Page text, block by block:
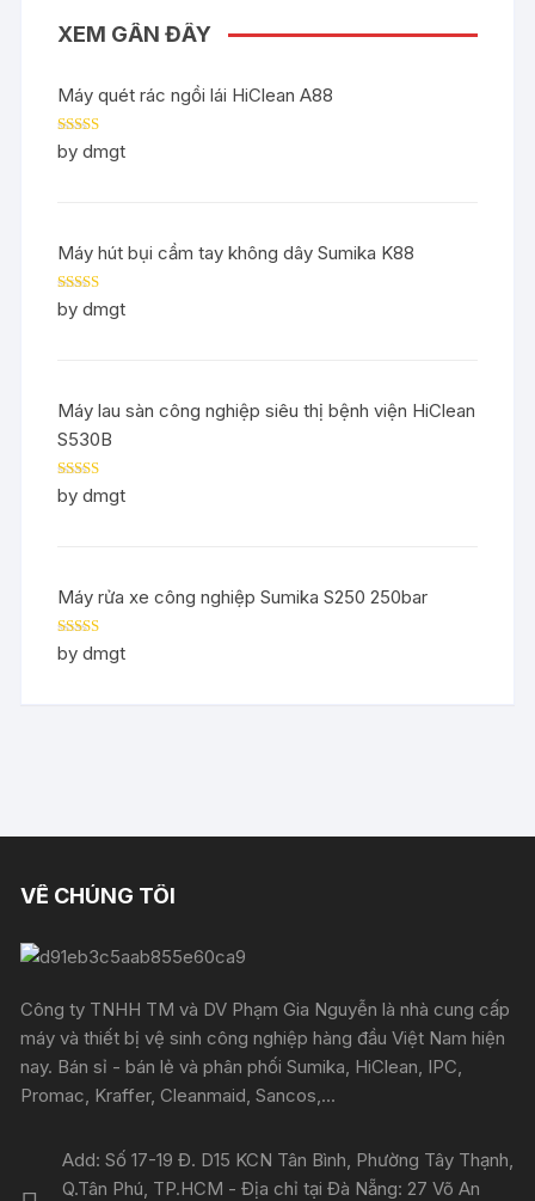
XEM GẦN ĐÂY
Máy quét rác ngồi lái HiClean A88
Rated5out
of 5
by dmgt
Máy hút bụi cầm tay không dây Sumika K88
Rated5out
of 5
by dmgt
Máy lau sàn công nghiệp siêu thị bệnh viện HiClean
S530B
Rated5out
of 5
by dmgt
Máy rửa xe công nghiệp Sumika S250 250bar
Rated5out
of 5
by dmgt
VỀ CHÚNG TÔI
Công ty TNHH TM và DV Phạm Gia Nguyễn là nhà cung cấp
máy và thiết bị vệ sinh công nghiệp hàng đầu Việt Nam hiện
nay. Bán sỉ - bán lẻ và phân phối Sumika, HiClean, IPC,
Promac, Kraffer, Cleanmaid, Sancos,...
Add: Số 17-19 Đ. D15 KCN Tân Bình, Phường Tây Thạnh,
Q.Tân Phú, TP.HCM - Địa chỉ tại Đà Nẵng: 27 Võ An